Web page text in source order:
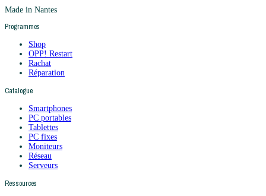
Made in Nantes
Programmes
Shop
OPP! Restart
Rachat
Réparation
Catalogue
Smartphones
PC portables
Tablettes
PC fixes
Moniteurs
Réseau
Serveurs
Ressources